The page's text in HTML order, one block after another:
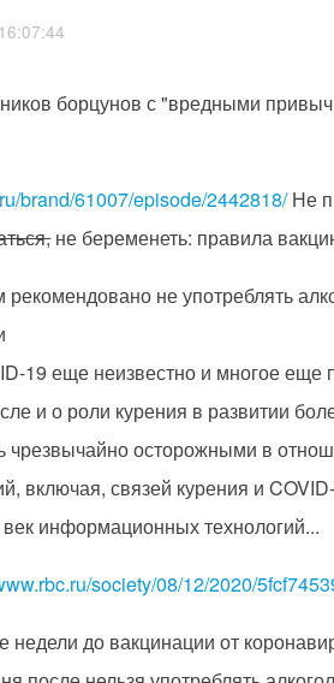
борцунов с "вредными
brand/61007/episode/2442818/Не
не беременеть: правила
рекомендовано не употреблять
19 еще неизвестно и многое еще
и о роли курения в развитии
чрезвычайно осторожными в
включая, связей курения и
информационных технологий...
society/08/12/2020/
недели до вакцинации от